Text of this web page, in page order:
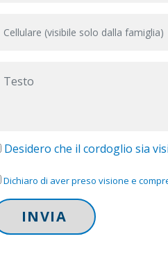
Desidero che il cordoglio sia
Dichiaro di aver preso visione e